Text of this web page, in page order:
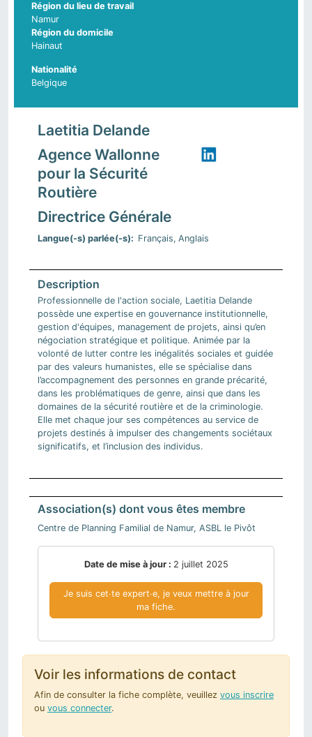
Région du lieu de travail
Namur
Région du domicile
Hainaut
Nationalité
Belgique
Laetitia Delande
Agence Wallonne
pour la Sécurité
Routière
Directrice Générale
Langue(-s) parlée(-s) Français Anglais
Professionnelle de l'action sociale, Laetitia Delande
possède une expertise en gouvernance institutionnelle,
gestion d'équipes, management de projets, ainsi qu’en
négociation stratégique et politique. Animée par la
volonté de lutter contre les inégalités sociales et guidée
par des valeurs humanistes, elle se spécialise dans
l’accompagnement des personnes en grande précarité,
dans les problématiques de genre, ainsi que dans les
domaines de la sécurité routière et de la criminologie.
Elle met chaque jour ses compétences au service de
projets destinés à impulser des changements sociétaux
significatifs, et l’inclusion des individus.
Association(s) dont vous êtes membre
Centre de Planning Familial de Namur, ASBL le Pivôt
Date de mise à jour : 2 juillet 2025
Je suis cet∙te expert∙e, je veux mettre à jour
ma fiche.
Voir les informations de contact
Afin de consulter la fiche complète, veuillez vous inscrire
ou vous connecter.